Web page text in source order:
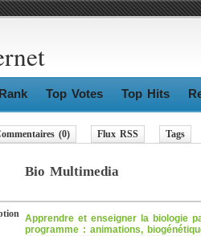
Top Votes Top Hits
(0) Flux RSS Tags
Bio Multimedia
Apprendre et enseigner la biologie
programme : animations,